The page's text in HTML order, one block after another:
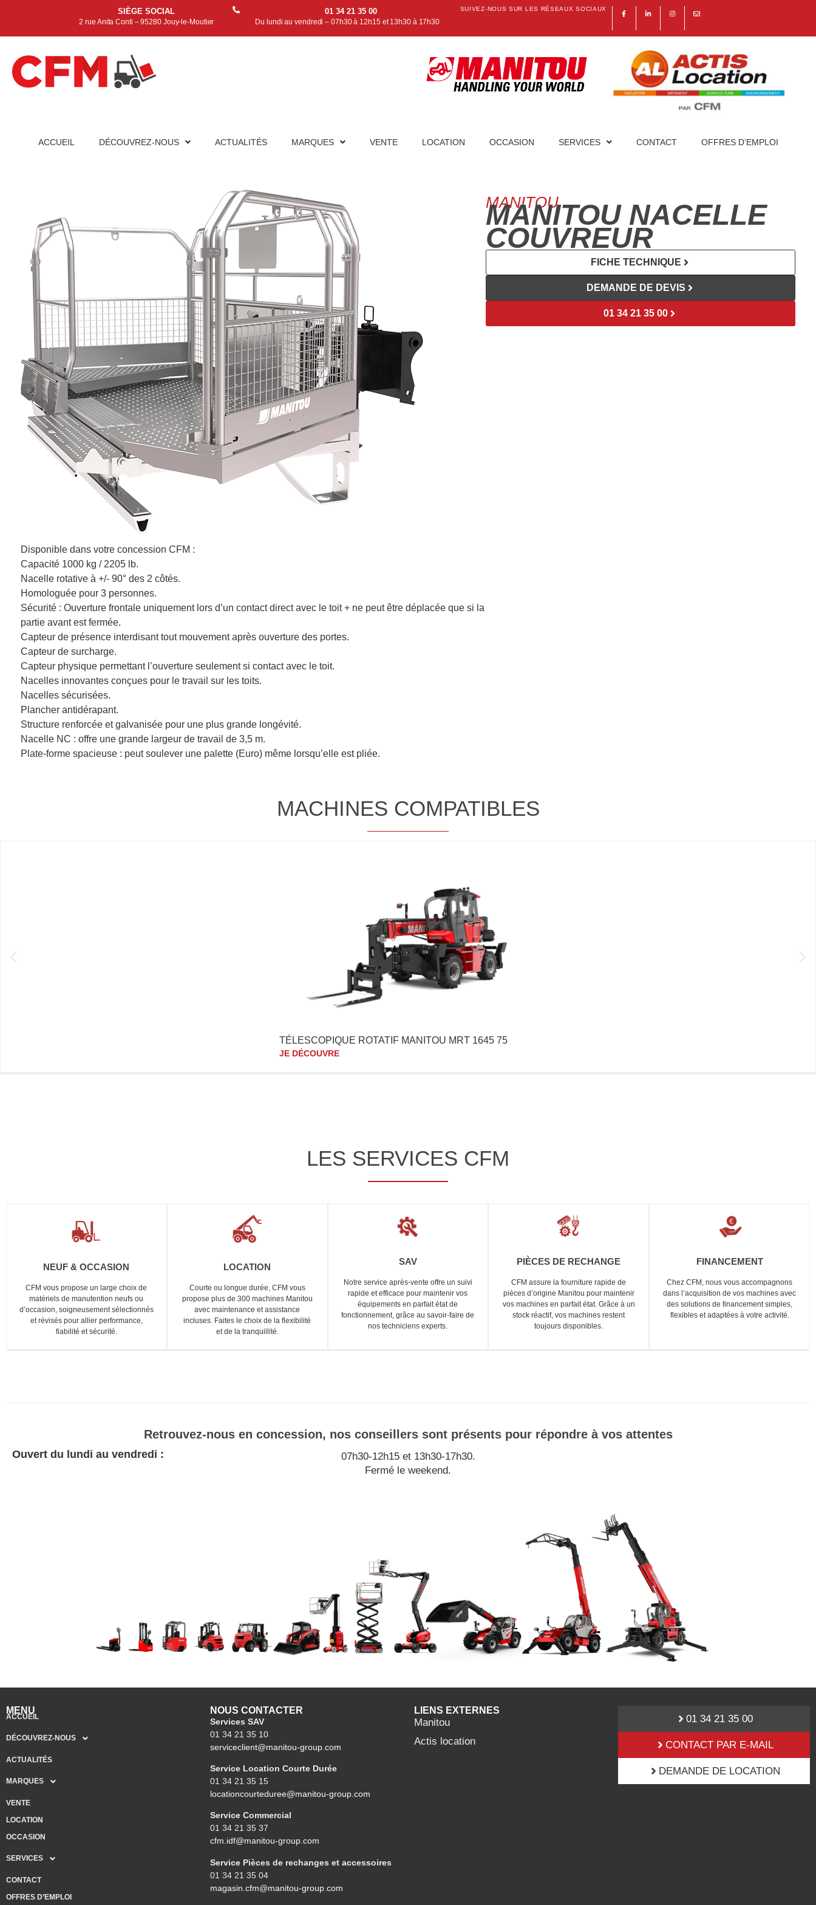
SIÈGE SOCIAL
2 rue Anita Conti – 95280 Jouy-le-Moutier
01 34 21 35 00
Du lundi au vendredi – 07h30 à 12h15 et 13h30 à 17h30
SUIVEZ-NOUS SUR LES RÉSEAUX SOCIAUX
ACCUEIL DÉCOUVREZ-NOUS ACTUALITÉS MARQUES VENTE LOCATION OCCASION SERVICES CONTACT OFFRES D’EMPLOI
Disponible dans votre concession CFM :
Capacité 1000 kg / 2205 lb.
Nacelle rotative à +/- 90° des 2 côtés.
Homologuée pour 3 personnes.
Sécurité : Ouverture frontale uniquement lors d’un contact direct avec le toit + ne peut être déplacée que si la
partie avant est fermée.
Capteur de présence interdisant tout mouvement après ouverture des portes.
Capteur de surcharge.
Capteur physique permettant l’ouverture seulement si contact avec le toit.
Nacelles innovantes conçues pour le travail sur les toits.
Nacelles sécurisées.
Plancher antidérapant.
Structure renforcée et galvanisée pour une plus grande longévité.
Nacelle NC : offre une grande largeur de travail de 3,5 m.
Plate-forme spacieuse : peut soulever une palette (Euro) même lorsqu’elle est pliée.
MANITOU
MANITOU NACELLE
COUVREUR
FICHE TECHNIQUE
DEMANDE DE DEVIS
01 34 21 35 00
MACHINES COMPATIBLES
TÉLESCOPIQUE ROTATIF MANITOU MRT 1645 75
JE DÉCOUVRE
LES SERVICES CFM
NEUF & OCCASION
CFM vous propose un large choix de
matériels de manutention neufs ou
d’occasion, soigneusement sélectionnés
et révisés pour allier performance,
fiabilité et sécurité.
LOCATION
Courte ou longue durée, CFM vous
propose plus de 300 machines Manitou
avec maintenance et assistance
incluses. Faites le choix de la flexibilité
et de la tranquillité.
SAV
Notre service après-vente offre un suivi
rapide et efficace pour maintenir vos
équipements en parfait état de
fonctionnement, grâce au savoir-faire de
nos techniciens experts.
PIÈCES DE RECHANGE
CFM assure la fourniture rapide de
pièces d’origine Manitou pour maintenir
vos machines en parfait état. Grâce à un
stock réactif, vos machines restent
toujours disponibles.
FINANCEMENT
Chez CFM, nous vous accompagnons
dans l’acquisition de vos machines avec
des solutions de financement simples,
flexibles et adaptées à votre activité.
Retrouvez-nous en concession, nos conseillers sont présents pour répondre à vos attentes
Ouvert du lundi au vendredi :
07h30-12h15 et 13h30-17h30.
Fermé le weekend.
MENU
ACCUEIL
DÉCOUVREZ-NOUS
ACTUALITÉS
MARQUES
VENTE
LOCATION
OCCASION
SERVICES
CONTACT
OFFRES D’EMPLOI
NOUS CONTACTER
Services SAV
01 34 21 35 10
serviceclient@manitou-group.com
Service Location Courte Durée
01 34 21 35 15
locationcourteduree@manitou-group.com
Service Commercial
01 34 21 35 37
cfm.idf@manitou-group.com
Service Pièces de rechanges et accessoires
01 34 21 35 04
magasin.cfm@manitou-group.com
LIENS EXTERNES
Manitou
Actis location
01 34 21 35 00
CONTACT PAR E-MAIL
DEMANDE DE LOCATION